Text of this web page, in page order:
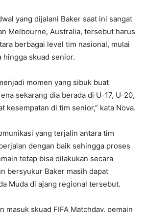
yang dijalani Baker saat ini sangat
Melbourne, Australia, tersebut harus
berbagai level tim nasional, mulai
skuad senior.
momen yang sibuk buat
sekarang dia berada di U-17, U-20,
kesempatan di tim senior,” kata Nova.
yang terjalin antara tim
dengan baik sehingga proses
tetap bisa dilakukan secara
bersyukur Baker masih dapat
Muda di ajang regional tersebut.
masuk skuad FIFA Matchday, pemain